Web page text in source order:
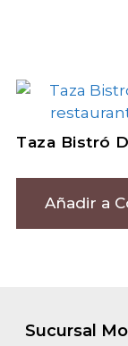
Taza Bistró
Añadir a
Sucursal